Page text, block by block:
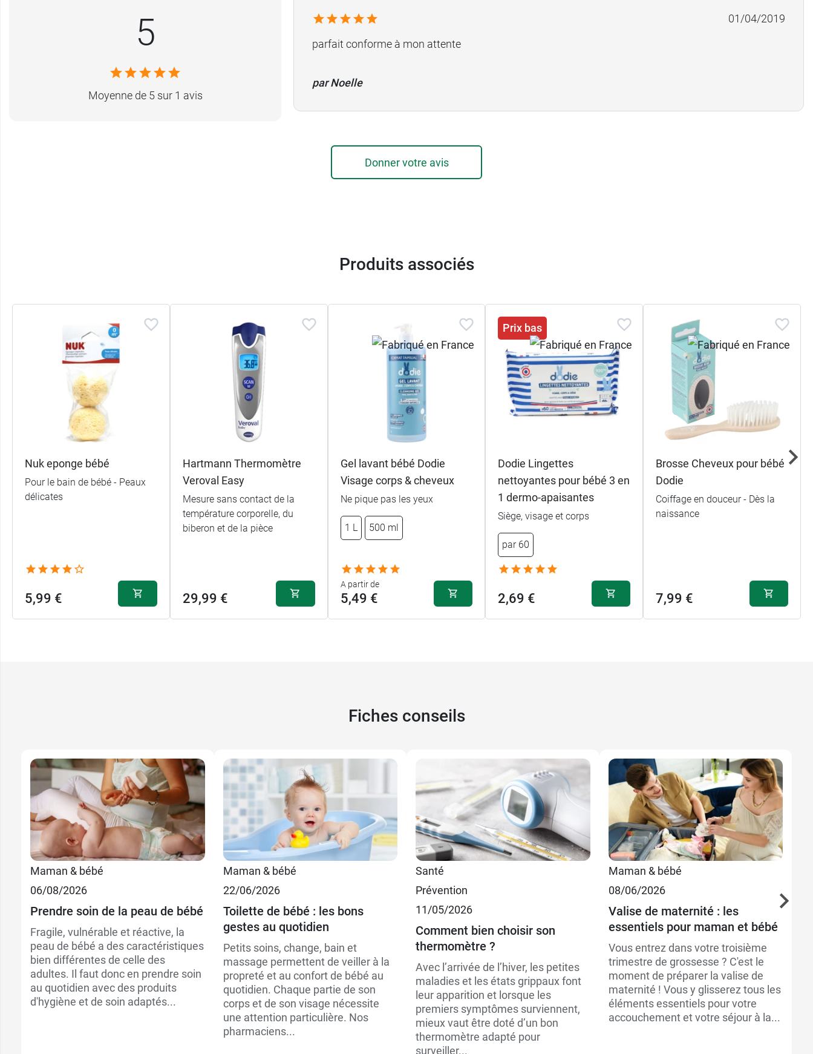
5
Moyenne de 5 sur 1 avis
01/04/2019
parfait conforme à mon attente
par Noelle
Donner votre avis
Produits associés
Nuk eponge bébé
Pour le bain de bébé - Peaux
délicates
5,99 €
Hartmann Thermomètre
Veroval Easy
Mesure sans contact de la
température corporelle, du
biberon et de la pièce
29,99 €
Gel lavant bébé Dodie
Visage corps & cheveux
Ne pique pas les yeux
1 L 500 ml
A partir de
5,49 €
1 L 8,49 €
5,49 €
Prix bas
Dodie Lingettes
nettoyantes pour bébé 3 en
1 dermo-apaisantes
Siège, visage et corps
par 60
2,69 €
Brosse Cheveux pour bébé
Dodie
Coiffage en douceur - Dès la
naissance
7,99 €
Fiches conseils
Maman & bébé
06/08/2026
Prendre soin de la peau de bébé
Fragile, vulnérable et réactive, la
peau de bébé a des caractéristiques
bien différentes de celle des
adultes. Il faut donc en prendre soin
au quotidien avec des produits
d'hygiène et de soin adaptés...
Maman & bébé
22/06/2026
Toilette de bébé : les bons
gestes au quotidien
Petits soins, change, bain et
massage permettent de veiller à la
propreté et au confort de bébé au
quotidien. Chaque partie de son
corps et de son visage nécessite
une attention particulière. Nos
pharmaciens...
Santé
Prévention
11/05/2026
Comment bien choisir son
thermomètre ?
Avec l’arrivée de l’hiver, les petites
maladies et les états grippaux font
leur apparition et lorsque les
premiers symptômes surviennent,
mieux vaut être doté d’un bon
thermomètre adapté pour
surveiller...
Maman & bébé
08/06/2026
Valise de maternité : les
essentiels pour maman et bébé
Vous entrez dans votre troisième
trimestre de grossesse ? C'est le
moment de préparer la valise de
maternité ! Vous y glisserez tous les
éléments essentiels pour votre
accouchement et votre séjour à la...